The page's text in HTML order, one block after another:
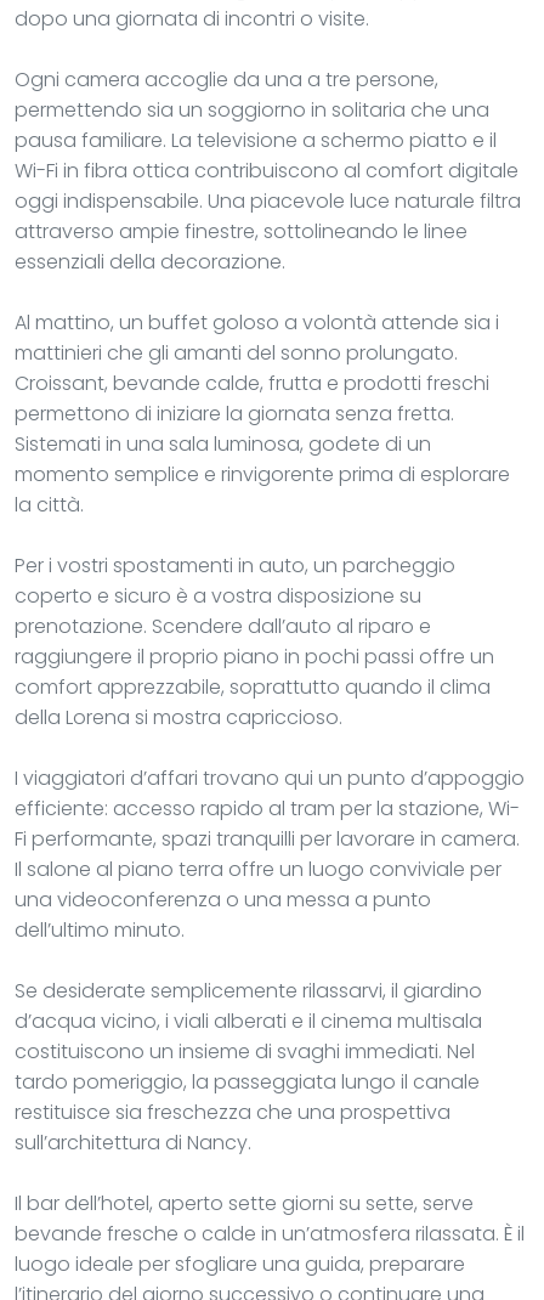
dopo una giornata di incontri o visite.
Ogni camera accoglie da una a tre persone,
permettendo sia un soggiorno in solitaria che una
pausa familiare. La televisione a schermo piatto e il
Wi-Fi in fibra ottica contribuiscono al comfort digitale
oggi indispensabile. Una piacevole luce naturale filtra
attraverso ampie finestre, sottolineando le linee
essenziali della decorazione.
Al mattino, un buffet goloso a volontà attende sia i
mattinieri che gli amanti del sonno prolungato.
Croissant, bevande calde, frutta e prodotti freschi
permettono di iniziare la giornata senza fretta.
Sistemati in una sala luminosa, godete di un
momento semplice e rinvigorente prima di esplorare
la città.
Per i vostri spostamenti in auto, un parcheggio
coperto e sicuro è a vostra disposizione su
prenotazione. Scendere dall’auto al riparo e
raggiungere il proprio piano in pochi passi offre un
comfort apprezzabile, soprattutto quando il clima
della Lorena si mostra capriccioso.
I viaggiatori d’affari trovano qui un punto d’appoggio
efficiente: accesso rapido al tram per la stazione, Wi-
Fi performante, spazi tranquilli per lavorare in camera.
Il salone al piano terra offre un luogo conviviale per
una videoconferenza o una messa a punto
dell’ultimo minuto.
Se desiderate semplicemente rilassarvi, il giardino
d’acqua vicino, i viali alberati e il cinema multisala
costituiscono un insieme di svaghi immediati. Nel
tardo pomeriggio, la passeggiata lungo il canale
restituisce sia freschezza che una prospettiva
sull’architettura di Nancy.
Il bar dell’hotel, aperto sette giorni su sette, serve
bevande fresche o calde in un’atmosfera rilassata. È il
luogo ideale per sfogliare una guida, preparare
l’itinerario del giorno successivo o continuare una